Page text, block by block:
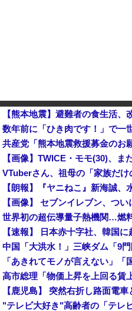
【画像】 セブンイレブン、つ
"テレビ大好き"高齢者の「テレ